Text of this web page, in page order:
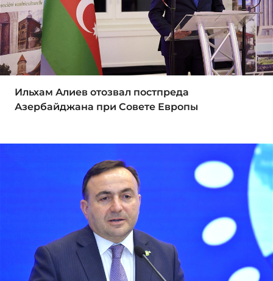
Ильхам Алиев отозвал постпреда
Азербайджана при Совете Европы